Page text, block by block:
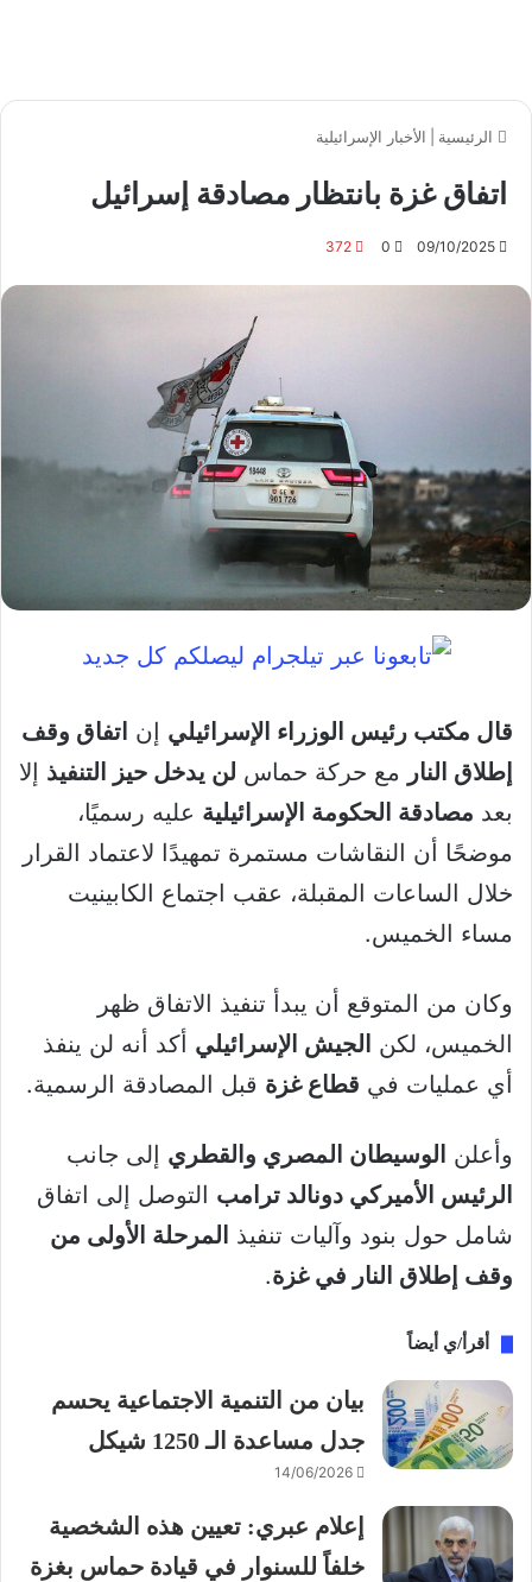
الرئيسية الأخبار الإسرائيلية
اتفاق غزة بانتظار مصادقة إسرائيل
09/10/2025
0
372
قال مكتب رئيس الوزراء الإسرائيلي إن اتفاق وقف
إطلاق النار مع حركة حماس لن يدخل حيز التنفيذ إلا
بعد مصادقة الحكومة الإسرائيلية عليه رسميًا،
موضحًا أن النقاشات مستمرة تمهيدًا لاعتماد القرار
خلال الساعات المقبلة، عقب اجتماع الكابينيت
مساء الخميس.
وكان من المتوقع أن يبدأ تنفيذ الاتفاق ظهر
الخميس، لكن الجيش الإسرائيلي أكد أنه لن ينفذ
أي عمليات في قطاع غزة قبل المصادقة الرسمية.
وأعلن الوسيطان المصري والقطري إلى جانب
الرئيس الأميركي دونالد ترامب التوصل إلى اتفاق
شامل حول بنود وآليات تنفيذ المرحلة الأولى من
وقف إطلاق النار في غزة.
أقرأ/ي أيضاً
بيان من التنمية الاجتماعية يحسم
جدل مساعدة الـ 1250 شيكل
14/06/2026
إعلام عبري: تعيين هذه الشخصية
خلفاً للسنوار في قيادة حماس بغزة